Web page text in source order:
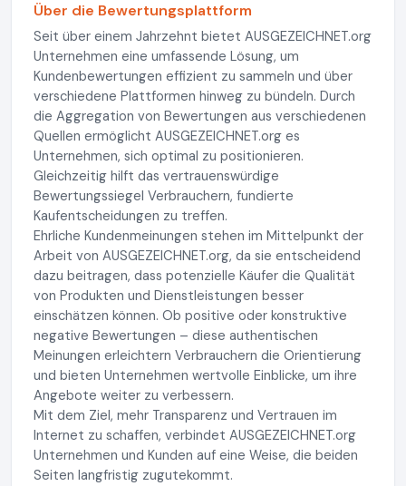
Über die Bewertungsplattform
Seit über einem Jahrzehnt bietet AUSGEZEICHNET.org
Unternehmen eine umfassende Lösung, um
Kundenbewertungen effizient zu sammeln und über
verschiedene Plattformen hinweg zu bündeln. Durch
die Aggregation von Bewertungen aus verschiedenen
Quellen ermöglicht AUSGEZEICHNET.org es
Unternehmen, sich optimal zu positionieren.
Gleichzeitig hilft das vertrauenswürdige
Bewertungssiegel Verbrauchern, fundierte
Kaufentscheidungen zu treffen.
Ehrliche Kundenmeinungen stehen im Mittelpunkt der
Arbeit von AUSGEZEICHNET.org, da sie entscheidend
dazu beitragen, dass potenzielle Käufer die Qualität
von Produkten und Dienstleistungen besser
einschätzen können. Ob positive oder konstruktive
negative Bewertungen – diese authentischen
Meinungen erleichtern Verbrauchern die Orientierung
und bieten Unternehmen wertvolle Einblicke, um ihre
Angebote weiter zu verbessern.
Mit dem Ziel, mehr Transparenz und Vertrauen im
Internet zu schaffen, verbindet AUSGEZEICHNET.org
Unternehmen und Kunden auf eine Weise, die beiden
Seiten langfristig zugutekommt.